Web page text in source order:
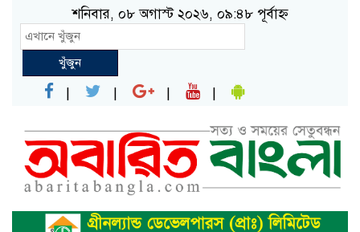
শনিবার, ০৮ অগাস্ট ২০২৬, ০৯:৪৮ পূর্বাহ্ন
খুঁজুন